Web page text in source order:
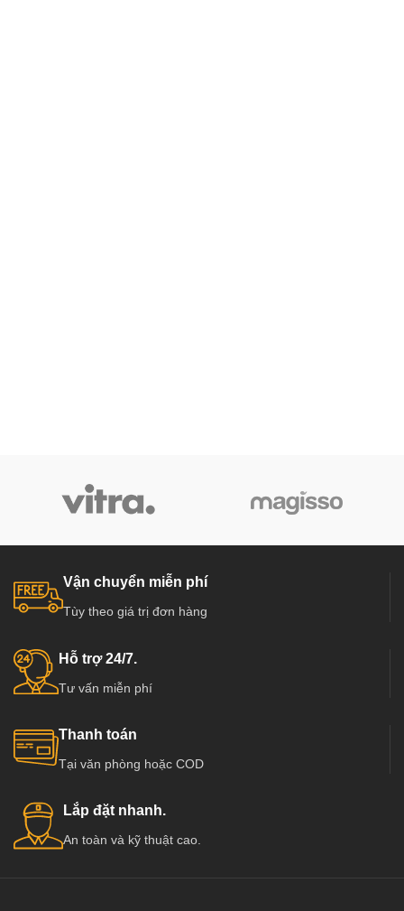
Vận chuyển miễn phí
Tùy theo giá trị đơn hàng
Hỗ trợ 24/7.
Tư vấn miễn phí
Thanh toán
Tại văn phòng hoặc COD
Lắp đặt nhanh.
An toàn và kỹ thuật cao.